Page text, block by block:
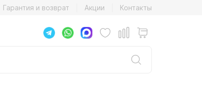
Гарантия и возврат Акции Контакты